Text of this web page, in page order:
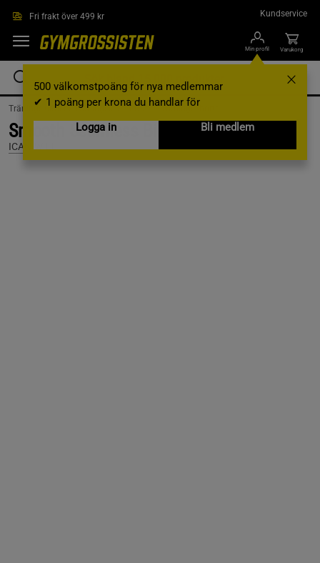
Fri frakt över 499 kr Kundservice
Min profil
500 välkomstpoäng för nya medlemmar
✔ 1 poäng per krona du handlar för
Logga in
Bli medlem
Varukorg
Träningskläder / Träningskläder Dam /Träningsshorts
Smooth Seamless Biker Shorts, Black, L
ICANIWILL